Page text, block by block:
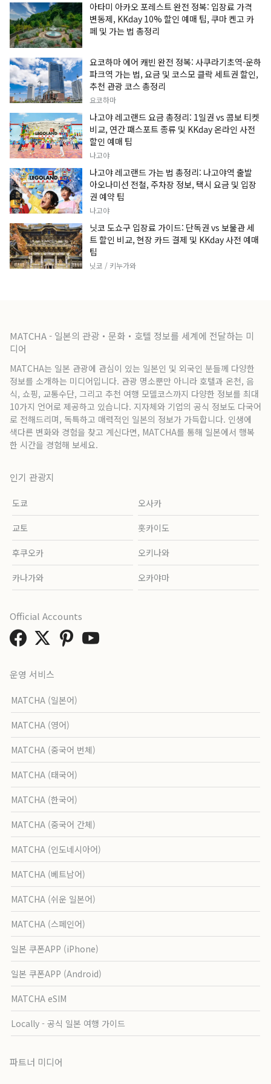
아타미 아카오 포레스트 완전 정복: 입장료 가격
변동제, KKday 10% 할인 예매 팁, 쿠마 켄고 카
페 및 가는 법 총정리
요코하마 에어 캐빈 완전 정복: 사쿠라기초역-운하
파크역 가는 법, 요금 및 코스모 클락 세트권 할인,
추천 관광 코스 총정리
요코하마
나고야 레고랜드 요금 총정리: 1일권 vs 콤보 티켓
비교, 연간 패스포트 종류 및 KKday 온라인 사전
할인 예매 팁
나고야
나고야 레고랜드 가는 법 총정리: 나고야역 출발
아오나미선 전철, 주차장 정보, 택시 요금 및 입장
권 예약 팁
나고야
닛코 도쇼구 입장료 가이드: 단독권 vs 보물관 세
트 할인 비교, 현장 카드 결제 및 KKday 사전 예매
팁
닛코 / 키누가와
MATCHA - 일본의 관광・문화・호텔 정보를 세계에 전달하는 미
디어
MATCHA는 일본 관광에 관심이 있는 일본인 및 외국인 분들께 다양한
정보를 소개하는 미디어입니다. 관광 명소뿐만 아니라 호텔과 온천, 음
식, 쇼핑, 교통수단, 그리고 추천 여행 모델코스까지 다양한 정보를 최대
10가지 언어로 제공하고 있습니다. 지자체와 기업의 공식 정보도 다국어
로 전해드리며, 독특하고 매력적인 일본의 정보가 가득합니다. 인생에
색다른 변화와 경험을 찾고 계신다면, MATCHA를 통해 일본에서 행복
한 시간을 경험해 보세요.
인기 관광지
도쿄 오사카
교토 홋카이도
후쿠오카 오키나와
카나가와 오카야마
운영 서비스
MATCHA (일본어)
MATCHA (영어)
MATCHA (중국어 번체)
MATCHA (태국어)
MATCHA (한국어)
MATCHA (중국어 간체)
MATCHA (인도네시아어)
MATCHA (베트남어)
MATCHA (쉬운 일본어)
MATCHA (스페인어)
일본 쿠폰APP (iPhone)
일본 쿠폰APP (Android)
MATCHA eSIM
Locally - 공식 일본 여행 가이드
파트너 미디어
Official Accounts